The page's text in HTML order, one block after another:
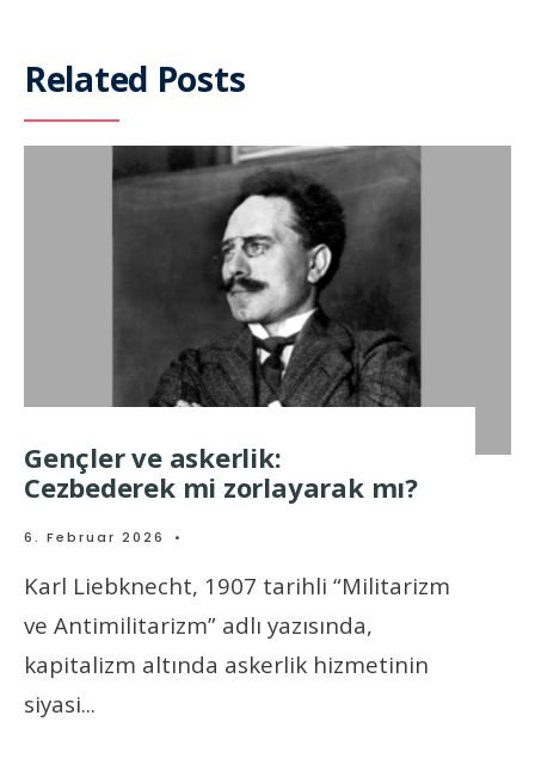
Related Posts
Gençler ve askerlik:
Cezbederek mi zorlayarak mı?
6. Februar 2026 •
Karl Liebknecht, 1907 tarihli “Militarizm
ve Antimilitarizm” adlı yazısında,
kapitalizm altında askerlik hizmetinin
siyasi...